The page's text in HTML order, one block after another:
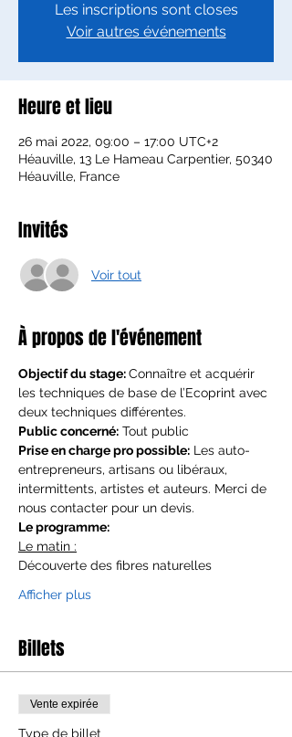
Les inscriptions sont closes
Voir autres événements
Heure et lieu
26 mai 2022, 09:00 – 17:00 UTC+2
Héauville, 13 Le Hameau Carpentier, 50340
Héauville, France
Invités
Voir tout
À propos de l'événement
Objectif du stage: Connaître et acquérir
les techniques de base de l’Ecoprint avec
deux techniques différentes.
Public concerné: Tout public
Prise en charge pro possible: Les auto-
entrepreneurs, artisans ou libéraux,
intermittents, artistes et auteurs. Merci de
nous contacter pour un devis.
Le programme:
Le matin :
Découverte des fibres naturelles
Afficher plus
Billets
Vente expirée
Type de billet